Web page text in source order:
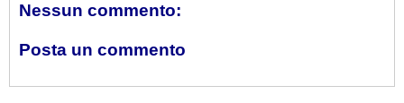
Nessun commento:
Posta un commento